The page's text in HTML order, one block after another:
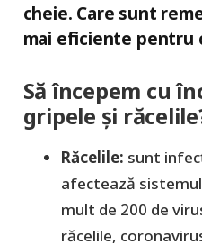
cheie. Care sunt
mai eficiente pentru
Să începem cu
gripele și
Răcelile: sunt
afectează
mult de 200 de
răcelile,